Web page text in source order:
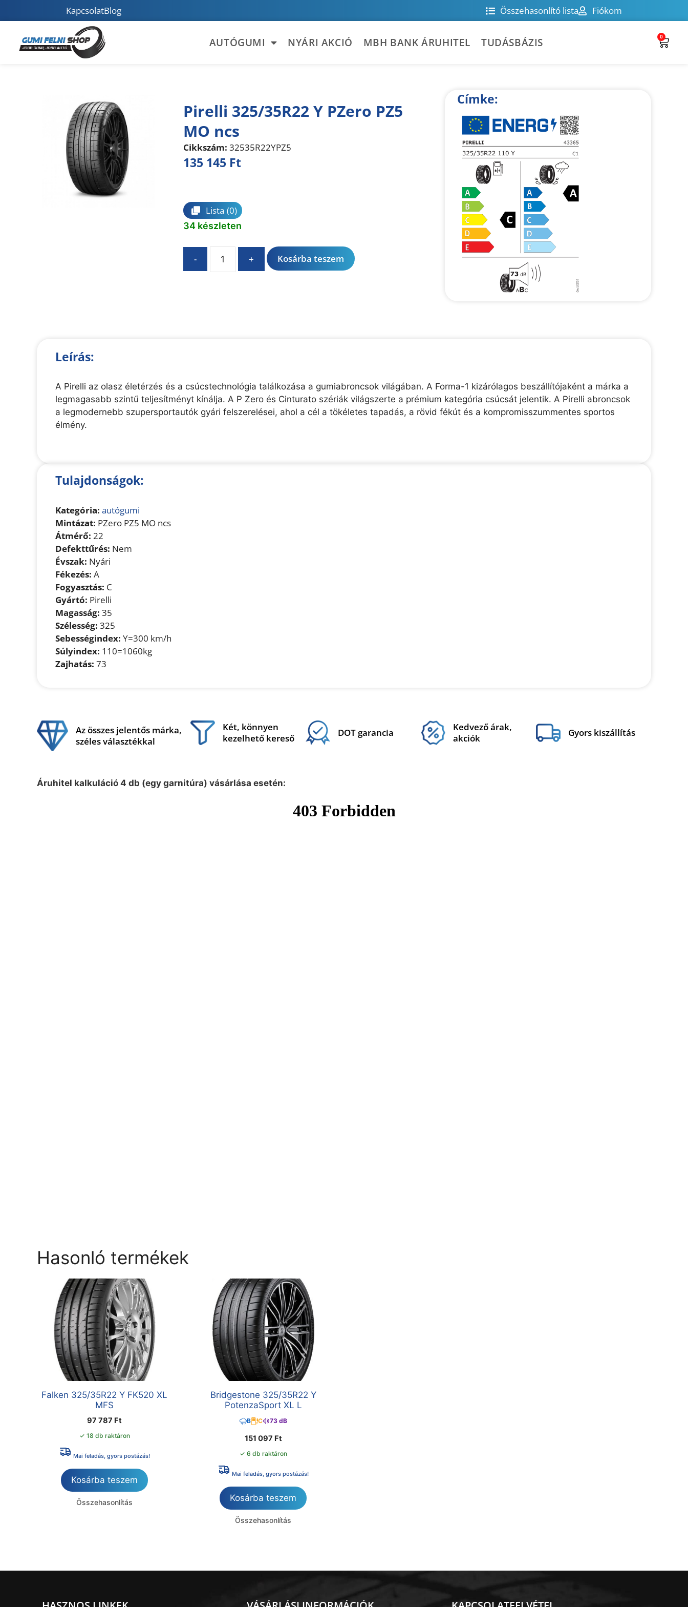
KapcsolatBlog Összehasonlító lista Fiókom
AUTÓGUMI NYÁRI AKCIÓ MBH BANK ÁRUHITEL TUDÁSBÁZIS 0
Pirelli 325/35R22 Y PZero PZ5
MO ncs
Cikkszám: 32535R22YPZ5
135 145 Ft
Lista (0)
34 készleten
- + Kosárba teszem
:
Címke:
Leírás:
A Pirelli az olasz életérzés és a csúcstechnológia találkozása a gumiabroncsok világában. A Forma-1 kizárólagos beszállítójaként a márka a
legmagasabb szintű teljesítményt kínálja. A P Zero és Cinturato szériák világszerte a prémium kategória csúcsát jelentik. A Pirelli abroncsok
a legmodernebb szupersportautók gyári felszerelései, ahol a cél a tökéletes tapadás, a rövid fékút és a kompromisszummentes sportos
élmény.
Tulajdonságok:
Kategória: autógumi
Mintázat: PZero PZ5 MO ncs
Átmérő: 22
Defekttűrés: Nem
Évszak: Nyári
Fékezés: A
Fogyasztás: C
Gyártó: Pirelli
Magasság: 35
Szélesség: 325
Sebességindex: Y=300 km/h
Súlyindex: 110=1060kg
Zajhatás: 73
Az összes jelentős márka,
széles választékkal
Két, könnyen
kezelhető kereső
DOT garancia
Kedvező árak,
akciók
Gyors kiszállítás
Áruhitel kalkuláció 4 db (egy garnitúra) vásárlása esetén:
Hasonló termékek
Falken 325/35R22 Y FK520 XL
MFS
97 787 Ft
✓ 18 db raktáron
Mai feladás, gyors postázás!
Kosárba teszem
Összehasonlítás
Bridgestone 325/35R22 Y
PotenzaSport XL L
B C 73 dB
151 097 Ft
✓ 6 db raktáron
Mai feladás, gyors postázás!
Kosárba teszem
Összehasonlítás